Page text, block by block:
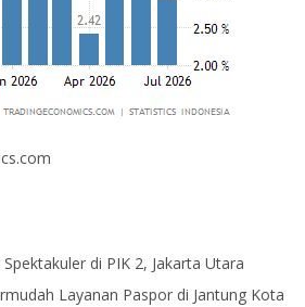
di PIK 2, Jakarta Utara
Layanan Paspor di Jantung Kota